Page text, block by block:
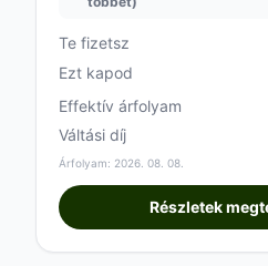
Te fizetsz
Ezt kapod
Effektív árfolyam
Váltási díj
Árfolyam: 2026. 08. 08.
Részletek